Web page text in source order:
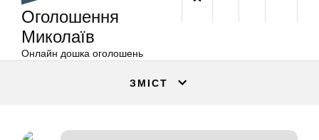
Оголошення
Миколаїв
Онлайн дошка оголошень
ЗМІСТ